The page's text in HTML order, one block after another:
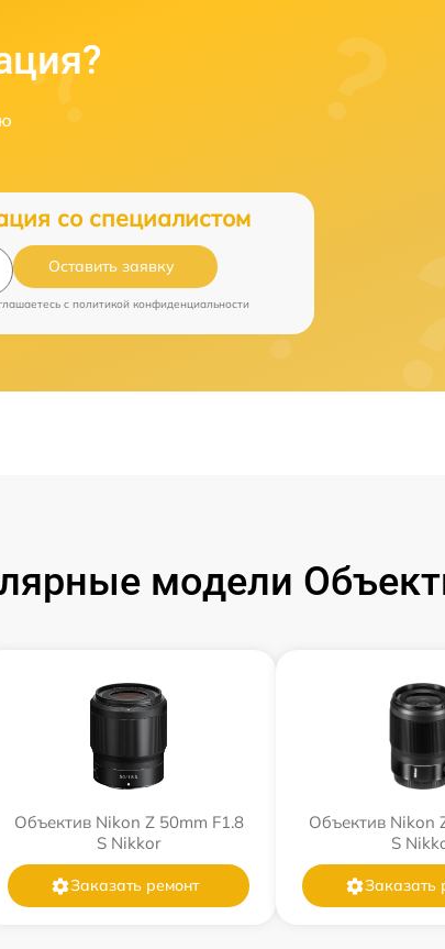
со специалистом
Оставить заявку
c политикой конфиденциальности
модели
Объектив Nikon Z 50mm F1.8
S Nikkor
Заказать ремонт
Объектив Nikon
S
Заказать